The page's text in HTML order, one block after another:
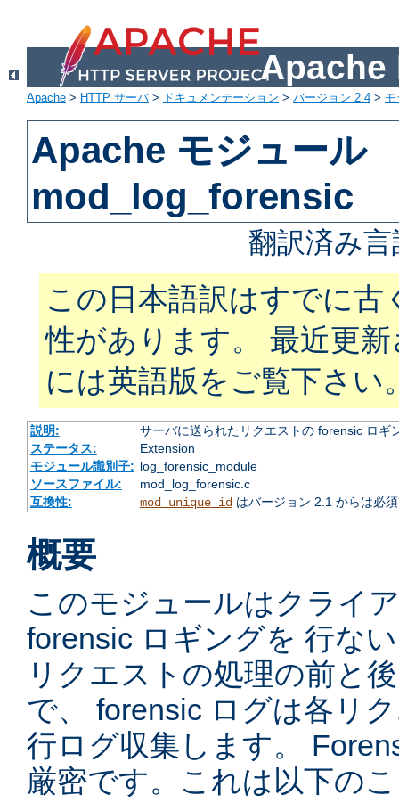
Apache
Apache > HTTP サーバ> ドキュメンテーション > バージョン 2.4 >
Apache モジュール
mod_log_forensic
翻訳済み
この日本語訳はすでに古
性があります。 最近更
には英語版をご覧下さい
説明:
サーバに送られたリクエストの forensic ロギ
ステータス:
Extension
モジュール識別子: log_forensic_module
ソースファイル:
mod_log_forensic.c
互換性:
mod_unique_idはバージョン 2.1 からは必
概要
このモジュールはクライ
forensic ロギングを 行な
リクエストの処理の前と
で、 forensic ログは各リ
行ログ収集します。
厳密です。これは以下の